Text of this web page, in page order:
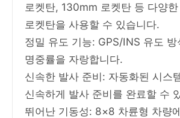
로켓탄, 130mm 로켓탄 등 다양한
로켓탄을 사용할 수 있습니다.
정밀 유도 기능: GPS/INS 유도
명중률을 자랑합니다.
신속한 발사 준비: 자동화된 시스
신속하게 발사 준비를 완료할 수
뛰어난 기동성: 8×8 차륜형 차량